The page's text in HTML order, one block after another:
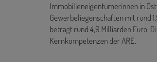
Immobilieneigentümerinnen in
Gewerbeliegenschaften mit rund
beträgt rund 4,9 Milliarden Euro.
Kernkompetenzen der ARE.